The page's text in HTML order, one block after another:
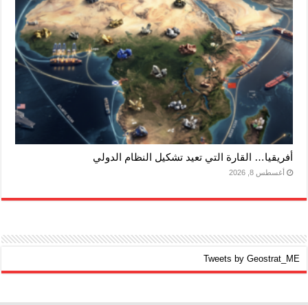
أفريقيا… القارة التي تعيد تشكيل النظام الدولي
أغسطس 8, 2026
Tweets by Geostrat_ME